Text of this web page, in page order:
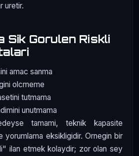
uretir.
Sik Gorulen Riskli
amac sanma
olcmeme
tutmama
unutmama
tamami, teknik kapasite
yorumlama eksikligidir. Ornegin bir
ilan etmek kolaydir; zor olan sey